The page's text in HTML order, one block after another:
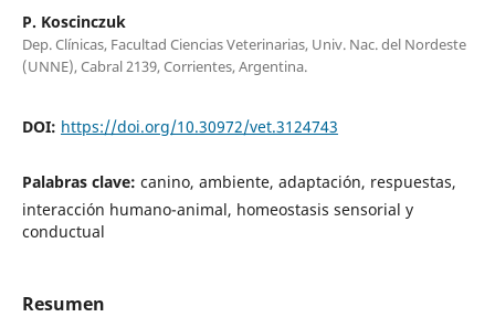
P. Koscinczuk
Dep. Clínicas, Facultad Ciencias Veterinarias, Univ. Nac. del Nordeste
(UNNE), Cabral 2139, Corrientes, Argentina.
DOI: https://doi.org/10.30972/vet.3124743
Palabras clave: canino, ambiente, adaptación, respuestas,
interacción humano-animal, homeostasis sensorial y
conductual
Resumen